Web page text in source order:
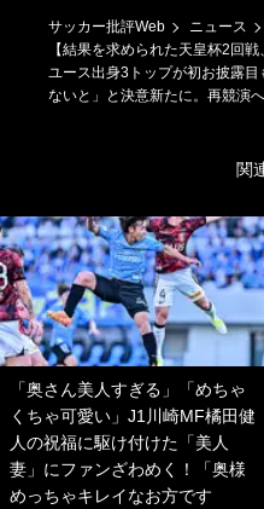
サッカー批評Web ニュース
【結果を求められた天皇杯2回
ユース出身3トップが初お披露
ないと」と決意新たに。再競演
関
「奥さん美人すぎる」「めちゃ
くちゃ可愛い」J1川崎MF橘田健
人の祝福に駆け付けた「美人
妻」にファンざわめく！「奥様
めっちゃキレイなお方です